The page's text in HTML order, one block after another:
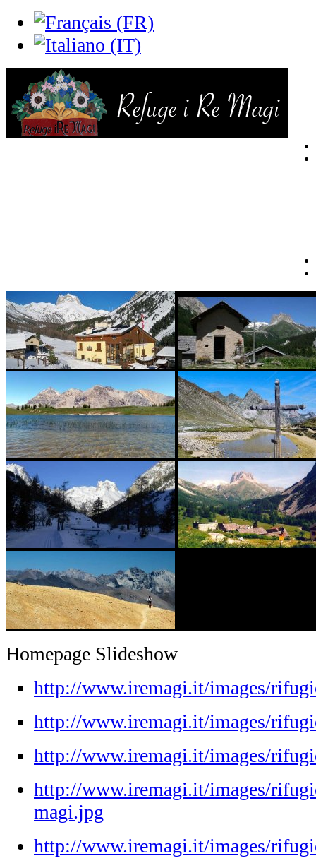
Homepage Slideshow
http://www.iremagi.it/images/
http://www.iremagi.it/images/
http://www.iremagi.it/images/
http://www.iremagi.it/images/
magi.jpg
http://www.iremagi.it/images/